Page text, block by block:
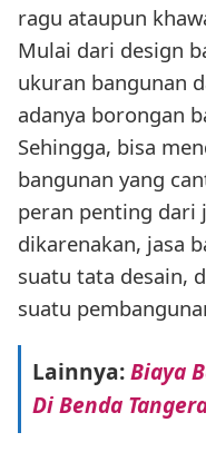
ragu ataupun
Mulai dari design
ukuran bangunan
adanya borongan
Sehingga, bisa
bangunan yang
peran penting dari
dikarenakan, jasa
suatu tata desain,
suatu
Lainnya:Biaya
Di Benda